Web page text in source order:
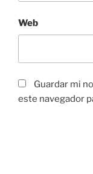
Web
Guardar mi
este navegador